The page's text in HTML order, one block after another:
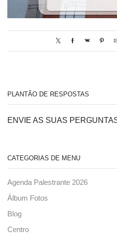
PLANTÃO DE RESPOSTAS
ENVIE AS SUAS
CATEGORIAS DE MENU
Agenda Palestrante 2026
Álbum Fotos
Blog
Centro